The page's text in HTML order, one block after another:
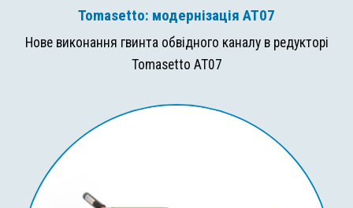
Tomasetto: модернізація AT07
Нове виконання гвинта обвідного каналу в редукторі
Tomasetto AT07